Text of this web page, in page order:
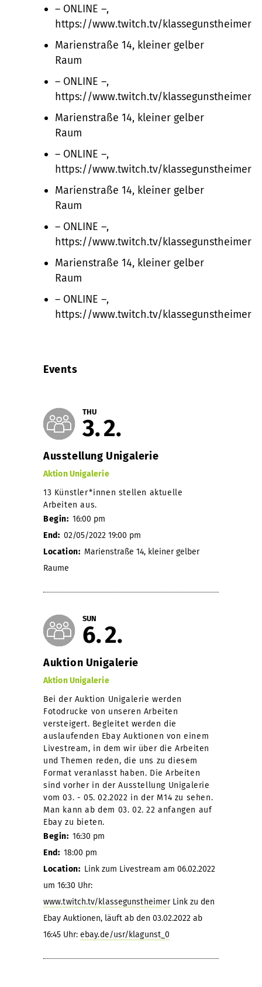
– ONLINE –,
https://www.twitch.tv/klassegunstheimer
Marienstraße 14, kleiner gelber
Raum
– ONLINE –,
https://www.twitch.tv/klassegunstheimer
Marienstraße 14, kleiner gelber
Raum
– ONLINE –,
https://www.twitch.tv/klassegunstheimer
Marienstraße 14, kleiner gelber
Raum
– ONLINE –,
https://www.twitch.tv/klassegunstheimer
Marienstraße 14, kleiner gelber
Raum
– ONLINE –,
https://www.twitch.tv/klassegunstheimer
Events
THU
3 2
Ausstellung Unigalerie
Aktion Unigalerie
13 Künstler*innen stellen aktuelle
Arbeiten aus.
Begin: 16:00 pm
End: 02/05/2022 19:00 pm
Location: Marienstraße 14, kleiner gelber
Raume
SUN
6 2
Auktion Unigalerie
Aktion Unigalerie
Bei der Auktion Unigalerie werden
Fotodrucke von unseren Arbeiten
versteigert. Begleitet werden die
auslaufenden Ebay Auktionen von einem
Livestream, in dem wir über die Arbeiten
und Themen reden, die uns zu diesem
Format veranlasst haben. Die Arbeiten
sind vorher in der Ausstellung Unigalerie
vom 03. - 05. 02.2022 in der M14 zu sehen.
Man kann ab dem 03. 02. 22 anfangen auf
Ebay zu bieten.
Begin: 16:30 pm
End: 18:00 pm
Location: Link zum Livestream am 06.02.2022
um 16:30 Uhr:
www.twitch.tv/klassegunstheimerLink zu den
Ebay Auktionen, läuft ab den 03.02.2022 ab
16:45 Uhr: ebay.de/usr/klagunst_0